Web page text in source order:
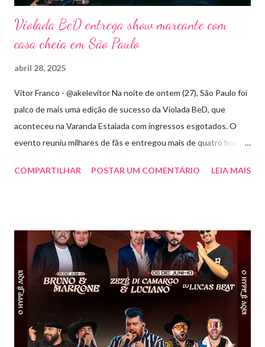
Violada BeD entrega show marcante com
casa cheia em São Paulo
abril 28, 2025
Vitor Franco - @akelevitor Na noite de ontem (27), São Paulo foi
palco de mais uma edição de sucesso da Violada BeD, que
aconteceu na Varanda Estaiada com ingressos esgotados. O
evento reuniu milhares de fãs e entregou mais de quatro horas
de hits, Bruninho & Davi incendiaram o palco e contaram com
única, com o público cantando junto do início ao fim. Criado em
2018, o projeto Violada BeD se tornou uma verdadeira marca
registrada da carreira da dupla, oferecendo ao público um show
imersivo, com horas de duração, que mistura grandes clássicos
do sertanejo com homenagens a outros gêneros. No palco,
Bruninho & Davi transitam com naturalidade entre os seus hits e
releituras de artistas como Sandy & Junior, CPM 22 e
COMPARTILHAR POSTAR UM COMENTÁRIO LEIA MAIS